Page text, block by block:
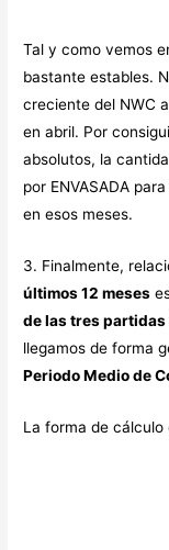
Tal y como vemos
bastante estables.
creciente del NWC
en abril. Por
absolutos, la
por ENVASADA
en esos meses.
3. Finalmente,
últimos 12 meses
de las tres partidas
llegamos de forma
Periodo Medio de
La forma de cálculo